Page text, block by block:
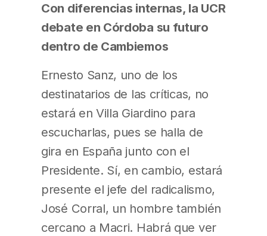
Con diferencias internas, la UCR
debate en Córdoba su futuro
dentro de Cambiemos
Ernesto Sanz, uno de los
destinatarios de las críticas, no
estará en Villa Giardino para
escucharlas, pues se halla de
gira en España junto con el
Presidente. Sí, en cambio, estará
presente el jefe del radicalismo,
José Corral, un hombre también
cercano a Macri. Habrá que ver